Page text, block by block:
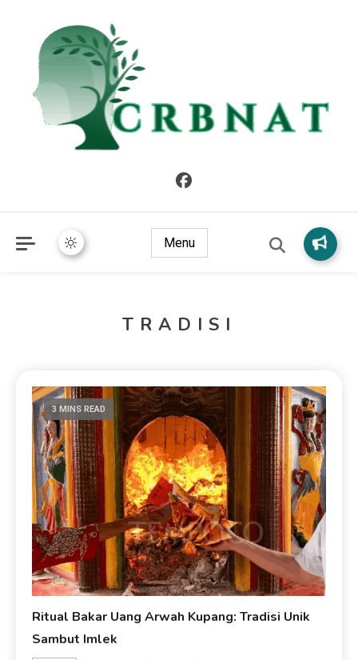
Menu
TRADISI
3 MINS READ
Ritual Bakar Uang Arwah Kupang: Tradisi Unik
Sambut Imlek